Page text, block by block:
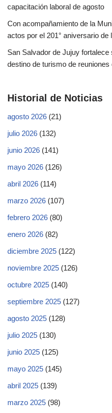
capacitación laboral de agosto
Con acompañamiento de la
actos por el 201° aniversario de
San Salvador de Jujuy
destino de turismo de
Historial de Noticias
agosto 2026 (21)
julio 2026 (132)
junio 2026 (141)
mayo 2026 (126)
abril 2026 (114)
marzo 2026 (107)
febrero 2026 (80)
enero 2026 (82)
diciembre 2025 (122)
noviembre 2025 (126)
octubre 2025 (140)
septiembre 2025 (127)
agosto 2025 (128)
julio 2025 (130)
junio 2025 (125)
mayo 2025 (145)
abril 2025 (139)
marzo 2025 (98)